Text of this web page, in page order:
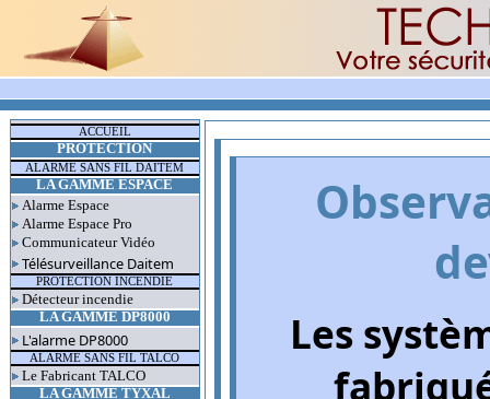
Les
ACCUEIL
PROTECTION
ALARME SANS FIL DAITEM
LA GAMME ESPACE
Alarme Espace
Alarme Espace Pro
Communicateur Vidéo
Télésurveillance Daitem
PROTECTION INCENDIE
Détecteur incendie
LA GAMME DP8000
L'alarme DP8000
ALARME SANS FIL TALCO
Le Fabricant TALCO
LA GAMME TYXAL